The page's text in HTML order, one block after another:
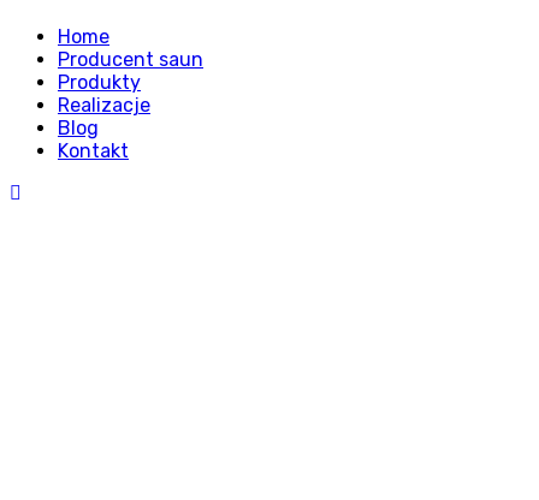
Home
Producent saun
Produkty
Realizacje
Blog
Kontakt